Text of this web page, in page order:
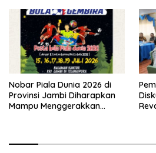
Nobar Piala Dunia 2026 di
Provinsi Jambi Diharapkan
Mampu Menggerakkan